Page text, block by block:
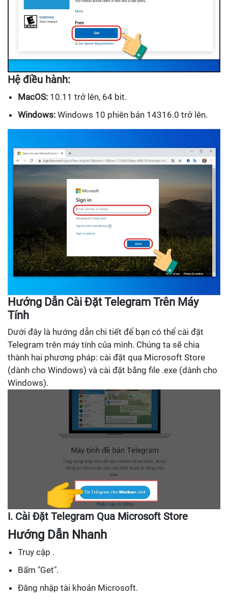
Hệ điều hành:
MacOS: 10.11 trở lên, 64 bit.
Windows: Windows 10 phiên bản 14316.0 trở lên.
Hướng Dẫn Cài Đặt Telegram Trên Máy
Tính
Dưới đây là hướng dẫn chi tiết để bạn có thể cài đặt
Telegram trên máy tính của mình. Chúng ta sẽ chia
thành hai phương pháp: cài đặt qua Microsoft Store
(dành cho Windows) và cài đặt bằng file .exe (dành cho
Windows).
I. Cài Đặt Telegram Qua Microsoft Store
Hướng Dẫn Nhanh
Truy cập .
Bấm "Get".
Đăng nhập tài khoản Microsoft.